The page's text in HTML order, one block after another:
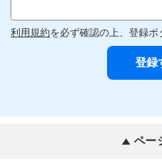
利用規約を必ず確認の上、登録ボ
ペー